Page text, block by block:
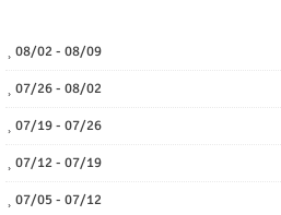
08/02 - 08/09
07/26 - 08/02
07/19 - 07/26
07/12 - 07/19
07/05 - 07/12